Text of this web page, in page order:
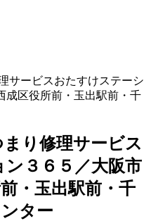
サービスおたすけステーシ
成区役所前・玉出駅前・千
り修理サービス
３６５／大阪市
・玉出駅前・千
ター